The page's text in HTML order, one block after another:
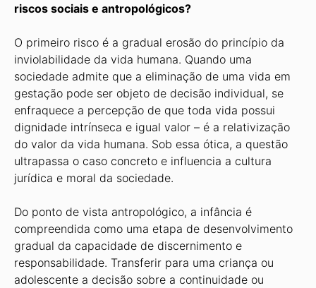
riscos sociais e antropológicos?
O primeiro risco é a gradual erosão do princípio da
inviolabilidade da vida humana. Quando uma
sociedade admite que a eliminação de uma vida em
gestação pode ser objeto de decisão individual, se
enfraquece a percepção de que toda vida possui
dignidade intrínseca e igual valor – é a relativização
do valor da vida humana. Sob essa ótica, a questão
ultrapassa o caso concreto e influencia a cultura
jurídica e moral da sociedade.
Do ponto de vista antropológico, a infância é
compreendida como uma etapa de desenvolvimento
gradual da capacidade de discernimento e
responsabilidade. Transferir para uma criança ou
adolescente a decisão sobre a continuidade ou